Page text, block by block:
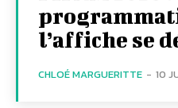
l’affiche se
CHLOÉ MARGUERITTE - 10